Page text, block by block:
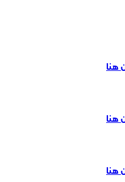
هنا
هنا
هنا